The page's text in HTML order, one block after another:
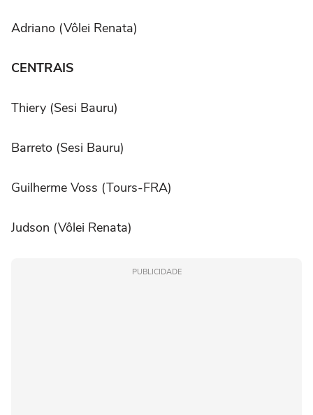
Adriano (Vôlei Renata)
CENTRAIS
Thiery (Sesi Bauru)
Barreto (Sesi Bauru)
Guilherme Voss (Tours-FRA)
Judson (Vôlei Renata)
PUBLICIDADE